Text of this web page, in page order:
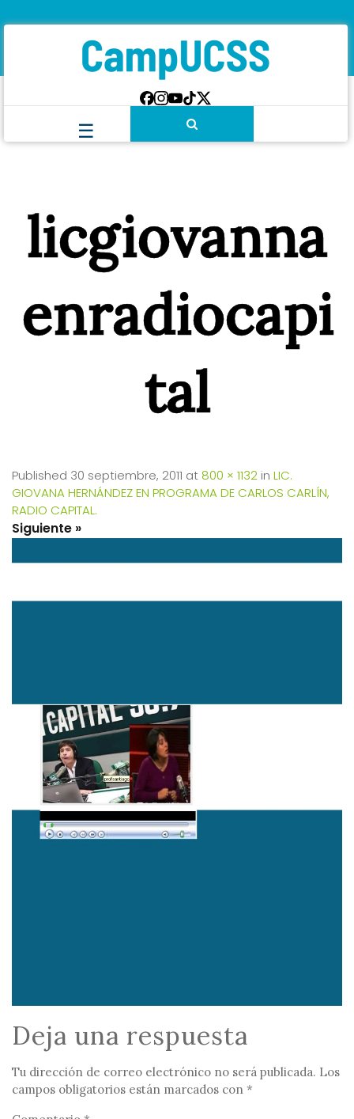
licgiovanna
enradiocapi
tal
Published 30 septiembre, 2011 at 800 × 1132 in LIC.
GIOVANA HERNÁNDEZ EN PROGRAMA DE CARLOS CARLÍN,
RADIO CAPITAL.
Deja una respuesta
Tu dirección de correo electrónico no será publicada. Los
campos obligatorios están marcados con *